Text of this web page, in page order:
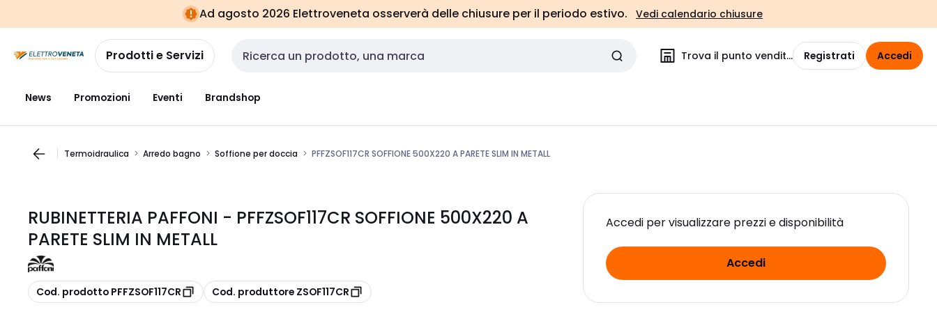
navigazionealla
pagina
Ad agosto 2026 Elettroveneta osserverà delle chiusure per il periodo estivo. Vedi calendario chiusure
Prodotti e Servizi Cerca input Trova il punto vendita Registrati Accedi
News Promozioni Eventi Brandshop
Termoidraulica Arredo bagno Soffione per doccia PFFZSOF117CR SOFFIONE 500X220 A PARETE SLIM IN METALL
RUBINETTERIA PAFFONI - PFFZSOF117CR SOFFIONE 500X220 A
PARETE SLIM IN METALL
copia
Cod. prodotto PFFZSOF117CR copia
Cod. produttore ZSOF117CR
Accedi per visualizzare prezzi e disponibilità
Accedi